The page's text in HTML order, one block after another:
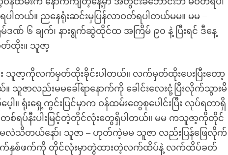
ပါတယ်။ ညနေရုံးဆင်းမှပြန်လာဝတ်ရပါတယ်မမ။ မမ –
ဏ် ၆ ချက်၊ နားရွက်ဆွဲထိုင်ထ အကြိမ် ၉၀ နဲ့ ပြီးရင် ဒီနေ့
တ်ထိုး။ သူဇာ့
သူဇာ့ကိုလက်မှတ်ထိုးခိုင်းပါတယ်။ လက်မှတ်ထိုးပေးပြီးတော့
ဇာလည်းမမခေါ်ရာနောက်ကို ခေါင်းလေးငုံ့ပြီးလိုက်သွားမိ
ရုံးရှေ့ကွင်းပြင်မှာက ဝန်ထမ်းတွေစုပေါင်းပြီး လုပ်ရတာရှိ
စ်ရပ်နီးပါးမြင့်တဲ့တိုင်လုံးတွေရှိပါတယ်။ မမ ကသူဇာ့ကိုတိုင်
သိတယ်နော်၊ သူဇာ – ဟုတ်ကဲ့မမ သူဇာ လည်းပြန်ဖြေလိုက်
နှစ်ဖက်ကို တိုင်လုံးမှာတွဲထားတဲ့လက်ထိပ်နဲ့ လက်ထိပ်ခတ်